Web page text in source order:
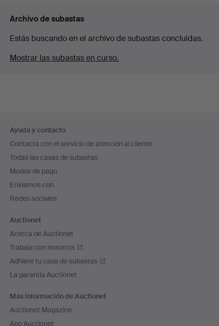
Archivo de subastas
Estás buscando en el archivo de subastas concluidas.
Mostrar las subastas en curso.
en
el
pie
de
página
Ayuda y contacto
Contacta con el servicio de atención al cliente
Todas las casas de subastas
Modos de pago
Enviamos con
Redes sociales
Auctionet
Acerca de Auctionet
Trabaja con nosotros
Adhiere tu casa de subastas
La garantía Auctionet
Más información de Auctionet
Auctionet Magazine
App Auctionet